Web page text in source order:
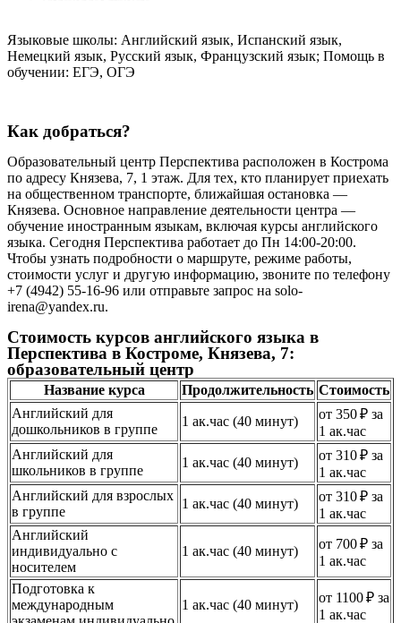
Языковые школы: Английский язык, Испанский язык,
Немецкий язык, Русский язык, Французский язык; Помощь в
обучении: ЕГЭ, ОГЭ
Как добраться?
Образовательный центр Перспектива расположен в Кострома
по адресу Князева, 7, 1 этаж. Для тех, кто планирует приехать
на общественном транспорте, ближайшая остановка —
Князева. Основное направление деятельности центра —
обучение иностранным языкам, включая курсы английского
языка. Сегодня Перспектива работает до Пн 14:00-20:00.
Чтобы узнать подробности о маршруте, режиме работы,
стоимости услуг и другую информацию, звоните по телефону
+7 (4942) 55-16-96 или отправьте запрос на solo-
irena@yandex.ru.
Стоимость курсов английского языка в
Перспектива в Костроме, Князева, 7:
образовательный центр
Название курса Продолжительность Стоимость
Английский для
дошкольников в группе
1 ак.час (40 минут)
от 350 ₽ за
1 ак.час
Английский для
школьников в группе
1 ак.час (40 минут)
от 310 ₽ за
1 ак.час
Английский для взрослых
в группе
1 ак.час (40 минут)
от 310 ₽ за
1 ак.час
Английский
индивидуально с
носителем
1 ак.час (40 минут)
от 700 ₽ за
1 ак.час
Подготовка к
международным
1 ак.час (40 минут)
от 1100 ₽ за
1 ак.час